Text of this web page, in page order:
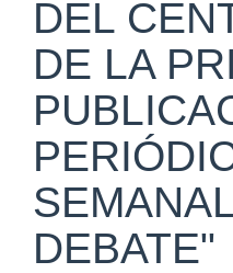
DEL
DE LA
DEBATE"